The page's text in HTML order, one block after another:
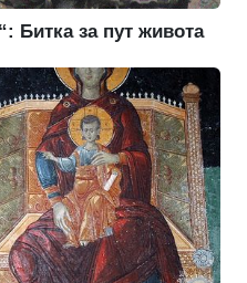
Битка за пут живота